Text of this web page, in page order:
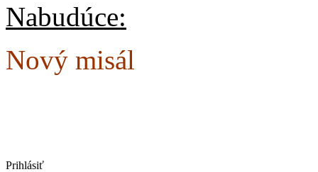
Nabudúce:
Nový misál
Prihlásiť